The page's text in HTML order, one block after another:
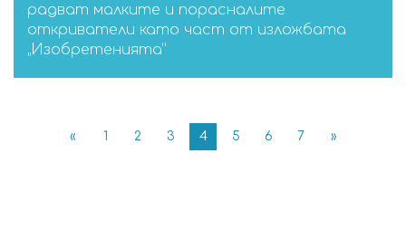
радват малките и порасналите
откриватели като част от изложбата
„Изобретенията“
« 1 2 3 4 5 6 7 »